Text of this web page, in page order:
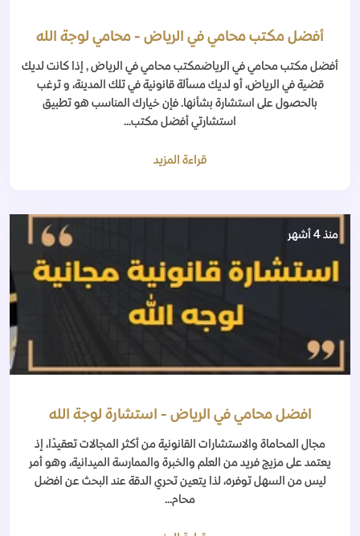
أفضل مكتب محامي في الرياض - محامي لوجة الله
أفضل مكتب محامي في الرياضمكتب محامي في الرياض , إذا كانت لديك
قضية في الرياض، أو لديك مسألة قانونية في تلك المدينة، و ترغب
بالحصول على استشارة بشأنها. فإن خيارك المناسب هو تطبيق
استشارتي أفضل مكتب...
قراءة المزيد
منذ 4 أشهر
افضل محامي في الرياض - استشارة لوجة الله
مجال المحاماة والاستشارات القانونية من أكثر المجالات تعقيدًا، إذ
يعتمد على مزيج فريد من العلم والخبرة والممارسة الميدانية، وهو أمر
ليس من السهل توفره، لذا يتعين تحري الدقة عند البحث عن افضل
محام...